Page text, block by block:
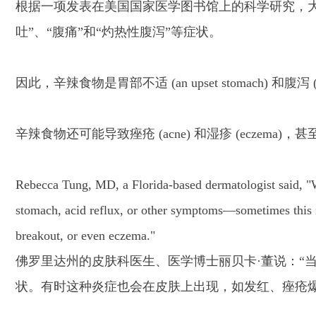
根据一项发表在美国国家医学图书馆上的科学研究，
吐”、“腹痛”和“灼热性腹泻”等症状。
因此，辛辣食物是胃部不适 (an upset stomach) 和腹
辛辣食物还可能导致痤疮 (acne) 和湿疹 (eczema)，甚
Rebecca Tung, MD, a Florida-based dermatologist
stomach, acid reflux, or other symptoms—sometimes
breakout, or even eczema."
佛罗里达州的皮肤科医生、医学博士丽贝卡·董说：
状。有时这种炎症也会在皮肤上出现，如发红、痤疮